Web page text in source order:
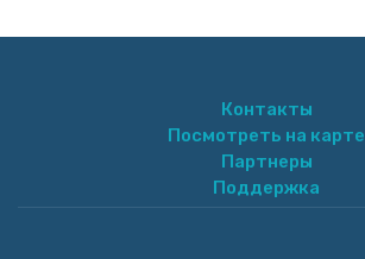
Контакты
Посмотреть на карте
Партнеры
Поддержка